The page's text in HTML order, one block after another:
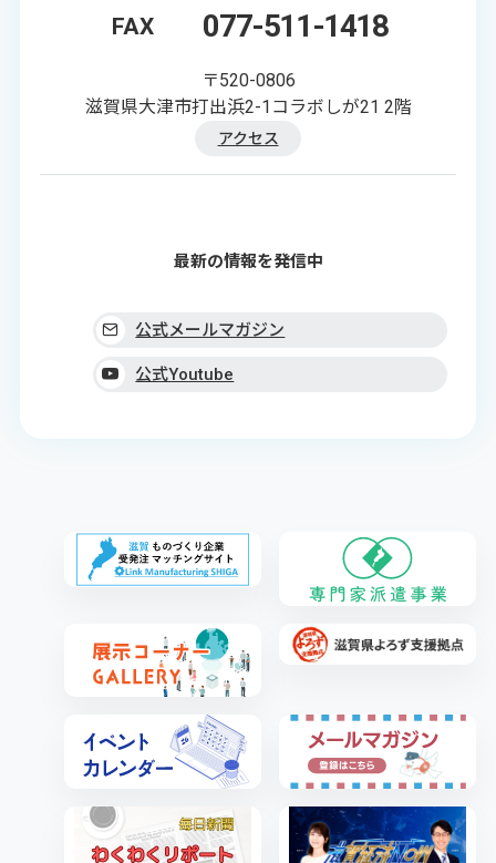
FAX 077-511-1418
〒520-0806
滋賀県大津市打出浜2-1コラボしが21 2階
アクセス
最新の情報を発信中
公式メールマガジン
公式Youtube